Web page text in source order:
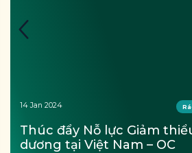
14 Jan 2024
Thúc đẩy Nỗ lực Giảm
dương tại Việt Nam – OC